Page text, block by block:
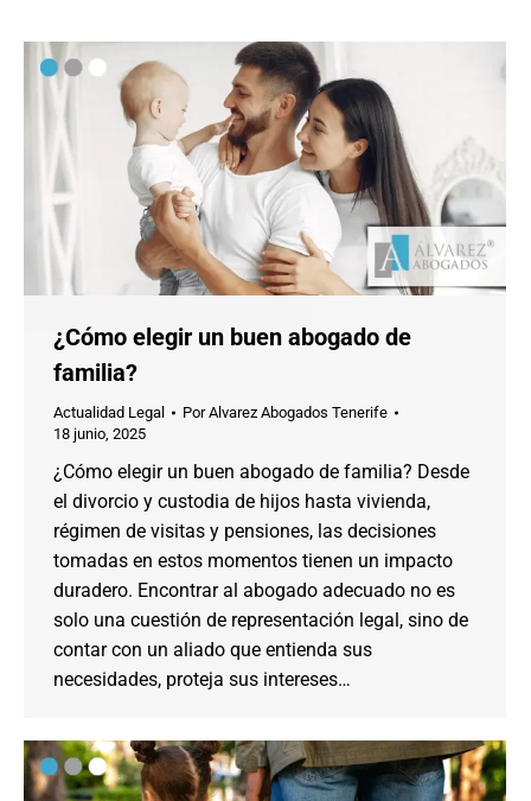
¿Cómo elegir un buen abogado de
familia?
Actualidad Legal PorAlvarez Abogados Tenerife
18 junio, 2025
¿Cómo elegir un buen abogado de familia? Desde
el divorcio y custodia de hijos hasta vivienda,
régimen de visitas y pensiones, las decisiones
tomadas en estos momentos tienen un impacto
duradero. Encontrar al abogado adecuado no es
solo una cuestión de representación legal, sino de
contar con un aliado que entienda sus
necesidades, proteja sus intereses…